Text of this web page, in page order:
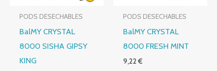
PODS DESECHABLES
BalMY CRYSTAL
8000 SISHA GIPSY
KING
PODS DESECHABLES
BalMY CRYSTAL
8000 FRESH MINT
9,22€